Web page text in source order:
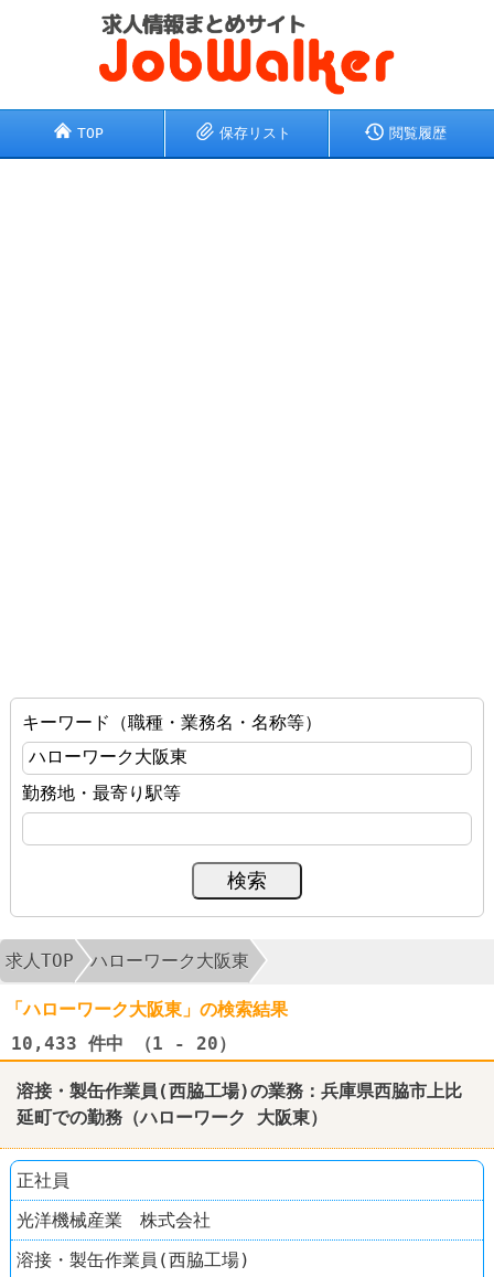
TOP 保存リスト 閲覧履歴
キーワード（職種・業務名・名称等）
勤務地・最寄り駅等
求人TOP ハローワーク大阪東
「ハローワーク大阪東」の検索結果
10,433 件中 （1 - 20）
溶接・製缶作業員(西脇工場)の業務：兵庫県西脇市上比
延町での勤務（ハローワーク 大阪東）
正社員
光洋機械産業 株式会社
溶接・製缶作業員(西脇工場)